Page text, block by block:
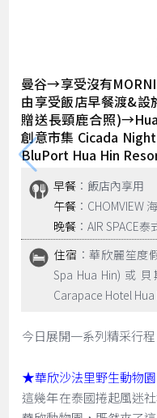
曼谷→享受沒有
由享受飯店早餐渡&
贈送長頸鹿合照
創意市集 Cicada
BluPort Hua Hin
早餐 ：飯店內享用
午餐 ：CHOMVIEW
晚餐 ：AIR SPACE
住宿 ：華欣麗笙度
Spa Hua Hin) 或
Carapace Hotel
今日展開一系列精采行程
★華欣沙法里野生動物園
這幾年在泰國捲起風迷